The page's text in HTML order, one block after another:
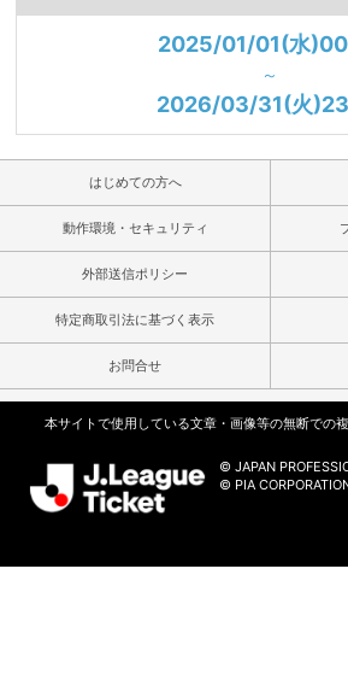
2025/01/01(水
～
2026/03/31(火
はじめての方へ
動作環境・セキュリティ
外部送信ポリシー
特定商取引法に基づく表示
お問合せ
本サイトで使用している文章・画像等の無断での
© JAPAN
© PIA